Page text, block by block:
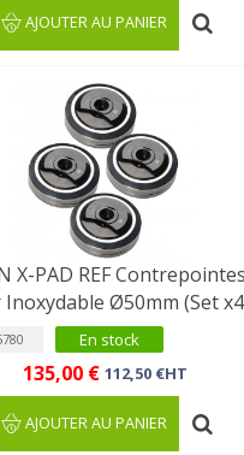
AJOUTER AU PANIER
X-PAD REF
Inoxydable Ø50mm (Set
En stock
135,00 € 112,50 €HT
AJOUTER AU PANIER